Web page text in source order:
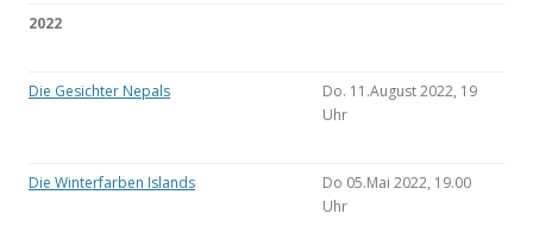
2022
Die Gesichter Nepals
Do. 11.August 2022, 19
Uhr
Die Winterfarben Islands
Do 05.Mai 2022, 19.00
Uhr